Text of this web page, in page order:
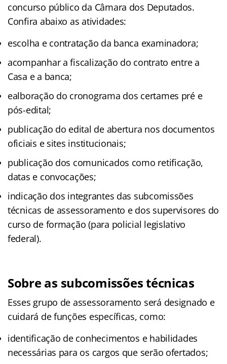
concurso público da Câmara dos Deputados.
Confira abaixo as atividades:
escolha e contratação da banca examinadora;
acompanhar a fiscalização do contrato entre a
Casa e a banca;
ealboração do cronograma dos certames pré e
pós-edital;
publicação do edital de abertura nos documentos
oficiais e sites institucionais;
publicação dos comunicados como retificação,
datas e convocações;
indicação dos integrantes das subcomissões
técnicas de assessoramento e dos supervisores do
curso de formação (para policial legislativo
federal).
Sobre as subcomissões técnicas
Esses grupo de assessoramento será designado e
cuidará de funções específicas, como:
identificação de conhecimentos e habilidades
necessárias para os cargos que serão ofertados;